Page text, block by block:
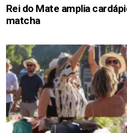
Rei do Mate amplia
matcha